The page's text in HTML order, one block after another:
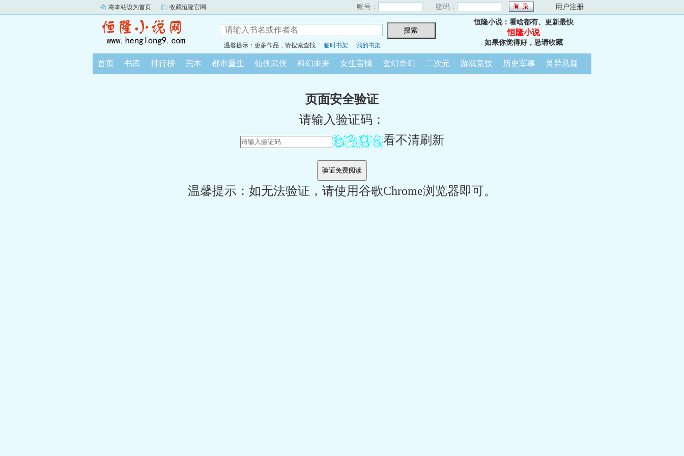
将本站设为首页 收藏恒隆官网 账号： 密码： 用户注册
温馨提示：更多作品，请搜索查找 临时书架 我的书架
恒隆小说：看啥都有、更新最快
恒隆小说
如果你觉得好，恳请收藏
首页 书库 排行榜 完本 都市重生 仙侠武侠 科幻未来 女生言情 玄幻奇幻 二次元 游戏竞技 历史军事 灵异悬疑
页面安全验证
请输入验证码：
看不清刷新
温馨提示：如无法验证，请使用谷歌Chrome浏览器即可。